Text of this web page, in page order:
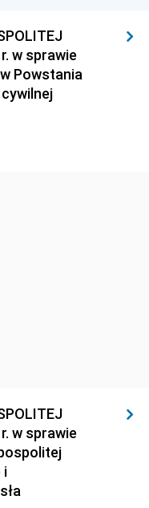
w sprawie
Powstania
w sprawie
i